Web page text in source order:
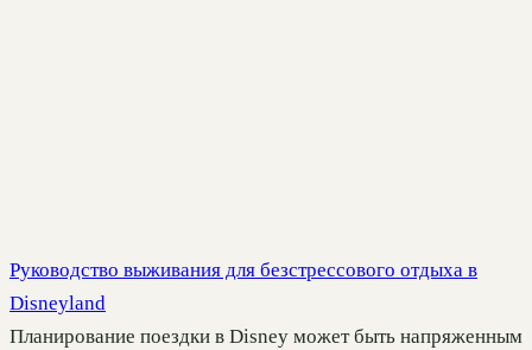
Руководство выживания для безстрессового отдыха в
Disneyland
Планирование поездки в Disney может быть напряженным